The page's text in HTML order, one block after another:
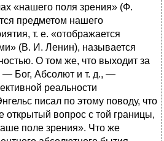
«нашего поля зрения» (Ф.
предметом нашего
т. е. «отображается
(В. И. Ленин), называется
О том же, что выходит за
— Бог, Абсолют и т. д., —
реальности
писал по этому поводу, что
открытый вопрос с той границы,
поле зрения». Что же